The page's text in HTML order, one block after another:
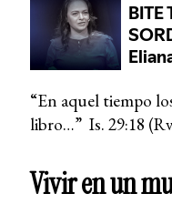
“En aquel tiempo
libro…” Is. 29:18
Vivir en un